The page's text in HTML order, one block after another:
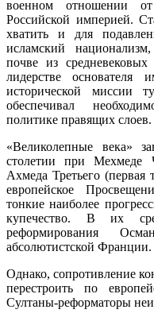
военном отношении
Российской империей.
хватить и для
исламский
почве из
лидерстве
исторической миссии
обеспечивал
политике правящих слоев.
«Великолепные века»
столетии при Мехмеде
Ахмеда Третьего
европейское
тонкие наиболее
купечество. В их
реформирования
абсолютистской Франции.
Однако, сопротивление
перестроить по
Султаны-реформаторы